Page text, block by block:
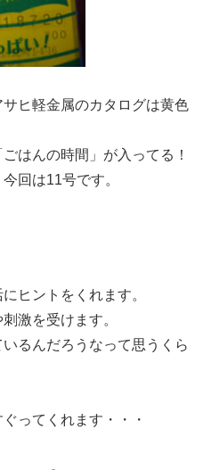
ヒ軽金属のカタログは黄色
はんの時間」が入ってる！
回は11号です。
ヒントをくれます。
激を受けます。
るんだろうなって思うくら
ってくれます・・・